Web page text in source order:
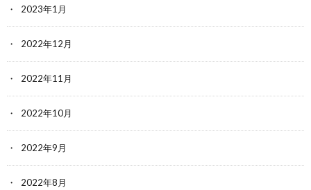
2023年1月
2022年12月
2022年11月
2022年10月
2022年9月
2022年8月